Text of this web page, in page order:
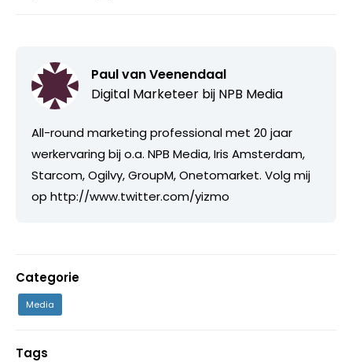
Paul van Veenendaal
Digital Marketeer bij NPB Media
All-round marketing professional met 20 jaar
werkervaring bij o.a. NPB Media, Iris Amsterdam,
Starcom, Ogilvy, GroupM, Onetomarket. Volg mij
op http://www.twitter.com/yizmo
Categorie
Media
Tags